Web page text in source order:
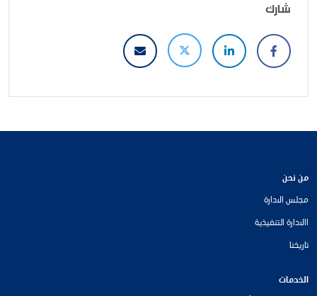
شارك
من نحن
مجلس الادارة
االادارة التنفيذية
تاريخنا
الخدمات